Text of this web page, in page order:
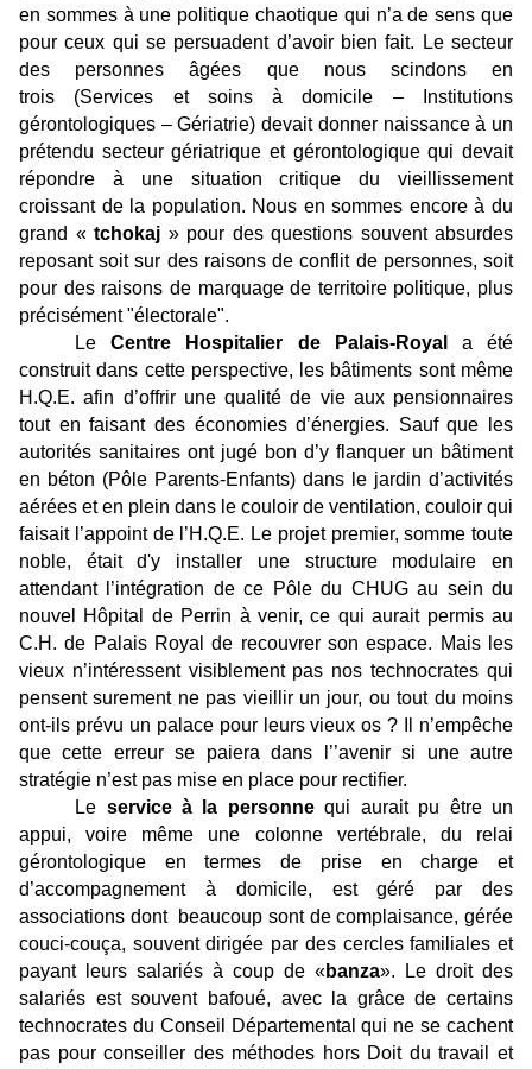
en sommes à une politique chaotique qui n’a de sens que
pour ceux qui se persuadent d’avoir bien fait. Le secteur
des personnes âgées que nous scindons en
trois (Services et soins à domicile – Institutions
gérontologiques – Gériatrie) devait donner naissance à un
prétendu secteur gériatrique et gérontologique qui devait
répondre à une situation critique du vieillissement
croissant de la population. Nous en sommes encore à du
grand « tchokaj » pour des questions souvent absurdes
reposant soit sur des raisons de conflit de personnes, soit
pour des raisons de marquage de territoire politique, plus
précisément "électorale".
LeCentre Hospitalier de Palais-Royal
a été
construit dans cette perspective, les bâtiments sont même
H.Q.E. afin d’offrir une qualité de vie aux pensionnaires
tout en faisant des économies d’énergies. Sauf que les
autorités sanitaires ont jugé bon d’y flanquer un bâtiment
en béton (Pôle Parents-Enfants) dans le jardin d’activités
aérées et en plein dans le couloir de ventilation, couloir qui
faisait l’appoint de l’H.Q.E. Le projet premier, somme toute
noble, était d'y installer une structure modulaire en
attendant l’intégration de ce Pôle du CHUG au sein du
nouvel Hôpital de Perrin à venir, ce qui aurait permis au
C.H. de Palais Royal de recouvrer son espace. Mais les
vieux n’intéressent visiblement pas nos technocrates qui
pensent surement ne pas vieillir un jour, ou tout du moins
ont-ils prévu un palace pour leurs vieux os ? Il n’empêche
que cette erreur se paiera dans l’’avenir si une autre
stratégie n’est pas mise en place pour rectifier.
Le service à la personnequi aurait pu être un
appui, voire même une colonne vertébrale, du relai
gérontologique en termes de prise en charge et
d’accompagnement à domicile, est géré par des
associations dont beaucoup sont de complaisance, gérée
couci-couça, souvent dirigée par des cercles familiales et
payant leurs salariés à coup de «banza». Le droit des
salariés est souvent bafoué, avec la grâce de certains
technocrates du Conseil Départemental qui ne se cachent
pas pour conseiller des méthodes hors Doit du travail et